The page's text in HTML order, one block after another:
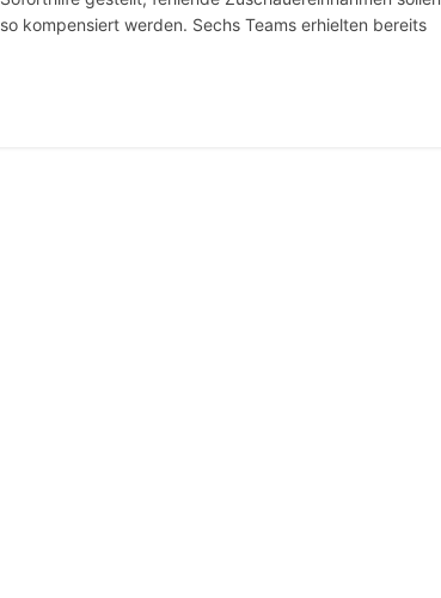
so kompensiert werden. Sechs Teams erhielten bereits